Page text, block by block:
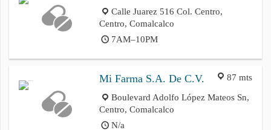
Calle Juarez 516 Col. Centro,
Centro, Comalcalco
7AM–10PM
87 mts
Mi Farma S.A. De C.V.
Boulevard Adolfo López Mateos Sn,
Centro, Comalcalco
N/a